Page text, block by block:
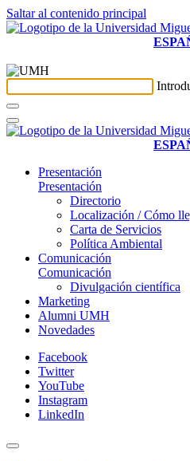
Saltar al contenido principal
Presentación
Presentación
Directorio
Localización / Cómo
Carta de Servicios
Política Ambiental
Comunicación
Comunicación
Divulgación científica
Marketing
Alumni UMH
Novedades
Facebook
Twitter
YouTube
Instagram
LinkedIn